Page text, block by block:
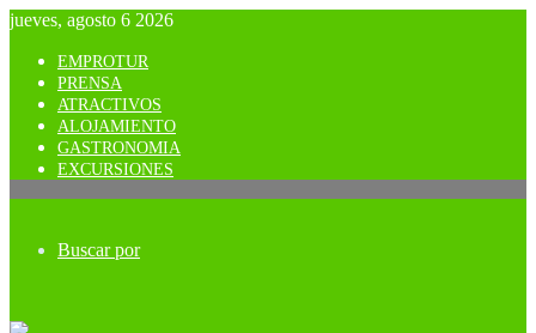
jueves, agosto 6 2026
EMPROTUR
PRENSA
ATRACTIVOS
ALOJAMIENTO
GASTRONOMIA
EXCURSIONES
Buscar por